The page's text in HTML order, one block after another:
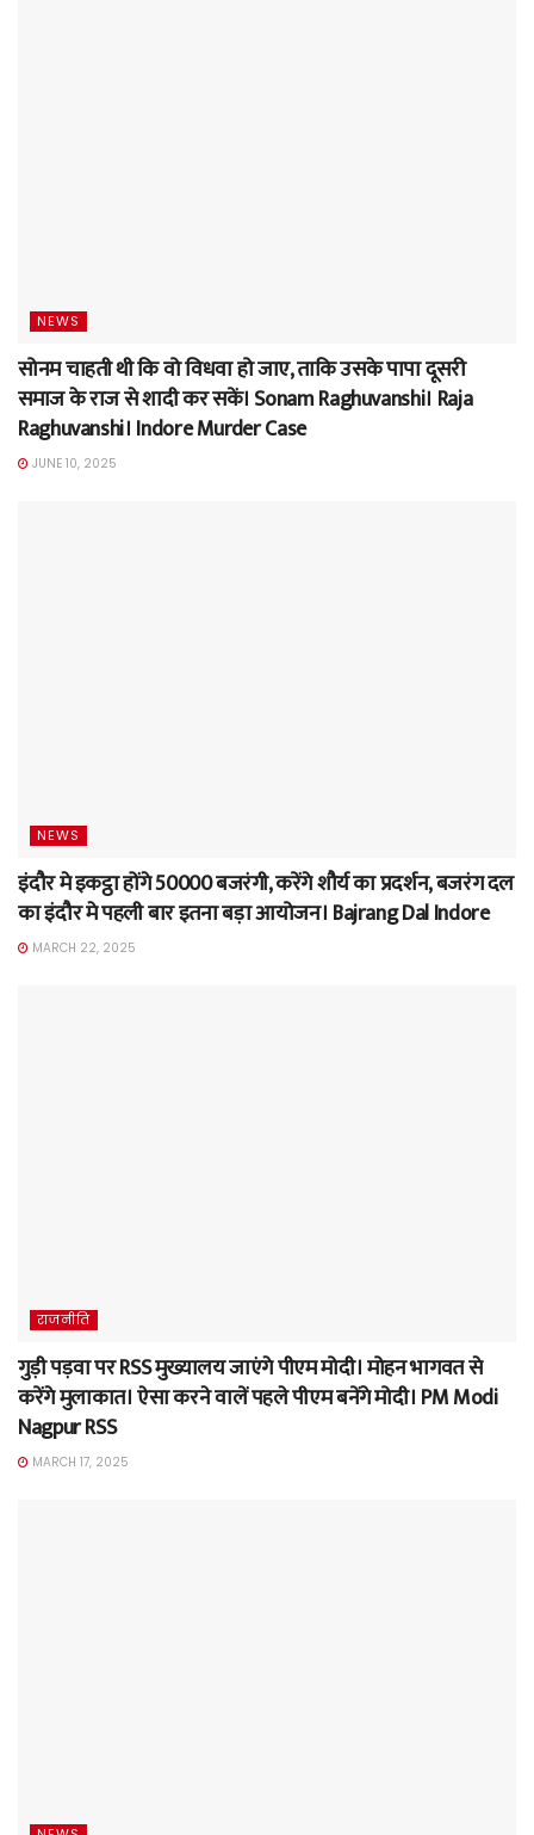
NEWS
सोनम चाहती थी कि वो विधवा हो जाए, ताकि उसके पापा दूसरी
समाज के राज से शादी कर सकें। Sonam Raghuvanshi। Raja
Raghuvanshi। Indore Murder Case
JUNE 10, 2025
NEWS
इंदौर मे इकट्ठा होंगे 50000 बजरंगी, करेंगे शौर्य का प्रदर्शन, बजरंग दल
का इंदौर मे पहली बार इतना बड़ा आयोजन। Bajrang Dal Indore
MARCH 22, 2025
राजनीति
गुड़ी पड़वा पर RSS मुख्यालय जाएंगे पीएम मोदी। मोहन भागवत से
करेंगे मुलाकात। ऐसा करने वालें पहले पीएम बनेंगे मोदी। PM Modi
Nagpur RSS
MARCH 17, 2025